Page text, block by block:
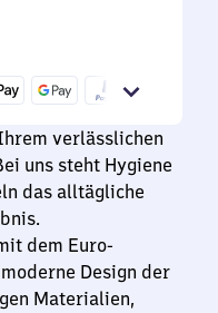
verlässlichen
uns steht Hygiene
das alltägliche
dem Euro-
Design der
Materialien,